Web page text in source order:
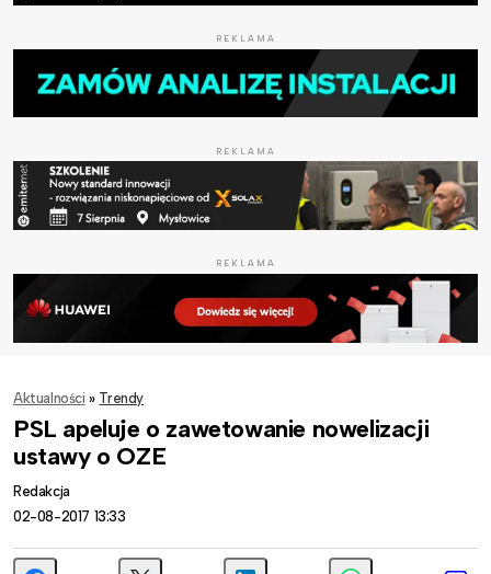
REKLAMA
REKLAMA
REKLAMA
Aktualności » Trendy
PSL apeluje o zawetowanie nowelizacji
ustawy o OZE
Redakcja
02-08-2017 13:33